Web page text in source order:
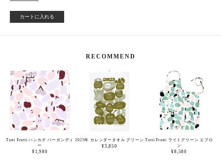
カートに入れる
RECOMMEND
Tutti Frutti ハンカチ バーガンディ
ー
¥1,980
2025年 カレンダータオル グリーン
¥3,850
Tutti Frutti ライトグリーン エプロ
ン
¥8,580